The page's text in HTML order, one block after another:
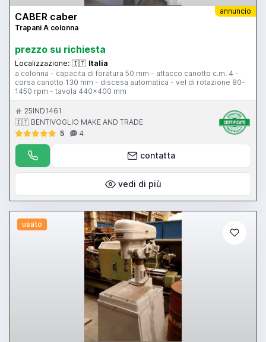
annuncio
CABER caber
Trapani A colonna
prezzo su richiesta
Localizzazione: 🇮🇹 Italia
a colonna - capacita di foratura 50 mm - attacco canotto c.m. 4 -
corsa canotto 130 mm - discesa automatica - vel di rotazione 80-
1450 rpm - tavola 440x400 mm
25IND1461
🇮🇹 BENTIVOGLIO MAKE AND TRADE
5
4
contatta
vedi di più
usato